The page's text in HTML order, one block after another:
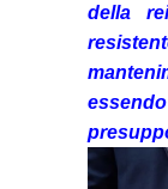
della